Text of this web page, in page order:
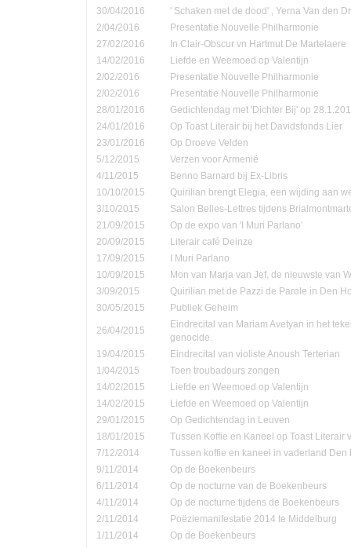
30/04/2016
' Schaken met de dood' , Yerna Van den
2/04/2016
Presentatie Nouvelle Philharmonie
27/02/2016
In Clair-Obscur vn Hartmut De Martelaere
14/02/2016
Liefde en Weemoed op Valentijn
2/02/2016
Presentatie Nouvelle Philharmonie
2/02/2016
Presentatie Nouvelle Philharmonie
28/01/2016
Gedichtendag met 'Dichter Bij' op
24/01/2016
Op Toast Literair bij het Davidsfonds Lier
23/01/2016
Op Droeve Velden
5/12/2015
Verzen voor Armenië
4/11/2015
Benno Barnard bij Ex-Libris
10/10/2015
Quirilian brengt Elegia, een wijding aan
3/10/2015
Salon Belles-Lettres tijdens
21/09/2015
Op de expo van 'I Muri Parlano'
20/09/2015
Literair café Deinze
17/09/2015
I Muri Parlano
10/09/2015
Mon van Marja van Jef, de nieuwste van
3/09/2015
Quirilian met de Pazzi de Parole in Den
30/05/2015
Publiek Geheim
26/04/2015
Eindrecital van Mariam Avetyan in het
genocide.
19/04/2015
Eindrecital van violiste Anoush Terterian
1/04/2015
Toen troubadours zongen
14/02/2015
Liefde en Weemoed op Valentijn
14/02/2015
Liefde en Weemoed op Valentijn
29/01/2015
Op Gedichtendag in Leuven
18/01/2015
Tussen Koffie en Kaneel op Toast Literair
7/12/2014
Tussen koffie en kaneel in vaderland Den
9/11/2014
Op de Boekenbeurs
6/11/2014
Op de nocturne van de Boekenbeurs
4/11/2014
Op de nocturne tijdens de Boekenbeurs
2/11/2014
Poëziemanifestatie 2014 te Middelburg
1/11/2014
Op de Boekenbeurs